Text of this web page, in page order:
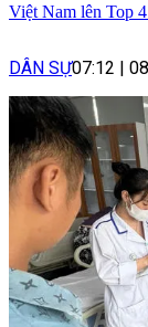
Việt Nam lên Top
DÂN SỰ07:12